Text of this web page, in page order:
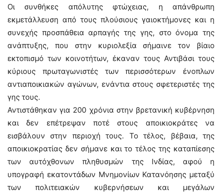
Οι συνθήκες απόλυτης φτώχειας, η απάνθρωπη
εκμετάλλευση από τους πλούσιους γαιοκτήμονες και η
συνεχής προσπάθεια αρπαγής της γης, στο όνομα της
ανάπτυξης, που στην κυριολεξία σήμαινε τον βίαιο
εκτοπισμό των κοινοτήτων, έκαναν τους Αντιβάσι τους
κύριους πρωταγωνιστές των περισσότερων ένοπλων
αντιαποικιακών αγώνων, ενάντια στους σφετεριστές της
γης τους.
Αντιστάθηκαν για 200 χρόνια στην βρετανική κυβέρνηση
και δεν επέτρεψαν ποτέ στους αποικιοκράτες να
εισβάλουν στην περιοχή τους. Το τέλος, βέβαια, της
αποικιοκρατίας δεν σήμανε και το τέλος της καταπίεσης
των αυτόχθονων πληθυσμών της Ινδίας, αφού η
υπογραφή εκατοντάδων Μνημονίων Κατανόησης μεταξύ
των πολιτειακών κυβερνήσεων και μεγάλων